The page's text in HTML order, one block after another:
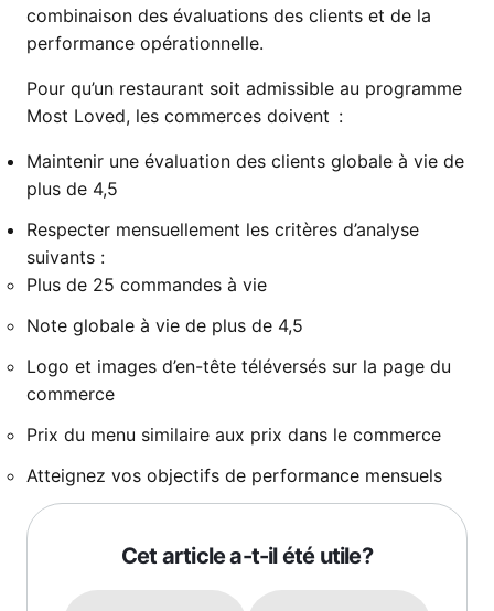
combinaison des évaluations des clients et de la
performance opérationnelle.
Pour qu’un restaurant soit admissible au programme
Most Loved, les commerces doivent :
Maintenir une évaluation des clients globale à vie de
plus de 4,5
Respecter mensuellement les critères d’analyse
suivants :
Plus de 25 commandes à vie
Note globale à vie de plus de 4,5
Logo et images d’en-tête téléversés sur la page du
commerce
Prix du menu similaire aux prix dans le commerce
Atteignez vos objectifs de performance mensuels
Cet article a-t-il été utile?